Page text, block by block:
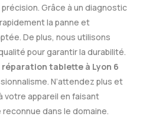
Grâce à un diagnostic
la panne et
De plus, nous utilisons
pour garantir la durabilité.
réparation tablette à Lyon 6
N’attendez plus et
votre appareil en faisant
dans le domaine.